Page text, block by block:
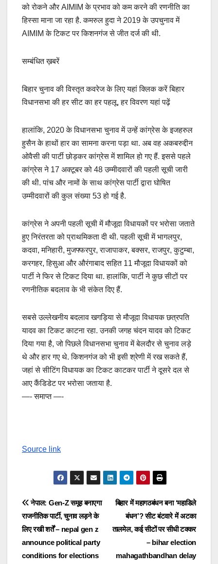
को रोकने और AIMIM के प्रभाव को कम करने की रणनीति का
हिस्सा माना जा रहा है. कमरुल हुदा ने 2019 के उपचुनाव में
AIMIM के टिकट पर किशनगंज से जीत दर्ज की थी.
सम्बंधित ख़बरें
बिहार चुनाव की विस्तृत कवरेज के लिए यहां क्लिक करें बिहार
विधानसभा की हर सीट का हर पहलू, हर विवरण यहां पढ़ें
हालांकि, 2020 के विधानसभा चुनाव में उन्हें कांग्रेस के इजहरुल
हुसैन के हाथों हार का सामना करना पड़ा था. अब वह अकबरुद्दीन
ओवैसी की पार्टी छोड़कर कांग्रेस में शामिल हो गए हैं. इससे पहले
कांग्रेस ने 17 अक्टूबर को 48 उम्मीदवारों की पहली सूची जारी
की थी. पांच और नामों के साथ कांग्रेस पार्टी द्वारा घोषित
उम्मीदवारों की कुल संख्या 53 हो गई है.
कांग्रेस ने अपनी पहली सूची में मौजूदा विधायकों पर भरोसा जताते
हुए निरंतरता को प्राथमिकता दी थी. पहली सूची में भागलपुर,
कदवा, मनिहारी, मुजफ्फरपुर, राजापाकर, बक्सर, राजपुर, कुटुम्बा,
करगहर, हिसुआ और औरंगाबाद सहित 11 मौजूदा विधायकों को
पार्टी ने फिर से टिकट दिया था. हालांकि, पार्टी ने कुछ सीटों पर
रणनीतिक बदलाव के भी संकेत दिए हैं.
सबसे उल्लेखनीय बदलाव खगड़िया से मौजूदा विधायक छत्रपति
यादव का टिकट काटना रहा. उनकी जगह चंदन यादव को टिकट
दिया गया है, जो पिछले विधानसभा चुनाव में बेलदौर से चुनाव लड़े
थे और हार गए थे. किशनगंज को भी इसी श्रेणी में रख सकते हैं,
जहां से सीटिंग विधायक का टिकट काटकर पार्टी ने दूसरे दल से
आए कैंडिडेट पर भरोसा जताया है.
—- समाप्त —-
Source link
Post
navigation
बिहार में महागठबंधन बना ‘महाडिले
बंधन’? सीट बंटवारे में अटका
तालमेल, कई सीटों पर सीधी टक्कर
– bihar election
mahagathbandhan delay
नेपाल: Gen-Z समूह बनाएगा
राजनीतिक पार्टी, चुनाव लड़ने के
लिए रखी शर्तें – nepal gen z
announce political party
conditions for elections